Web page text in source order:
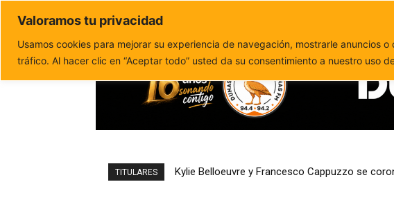
Valoramos tu privacidad
Usamos cookies para mejorar su experiencia de navegación, mostrarle anuncios
tráfico. Al hacer clic en “Aceptar todo” usted da su consentimiento a nuestro uso
Política de privacidad
TITULARES Hostelería podrá solicitar desde este miércoles